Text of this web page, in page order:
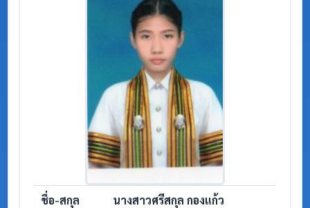
ชื่อ-สกุล นางสาวศรีสกุล กองแก้ว